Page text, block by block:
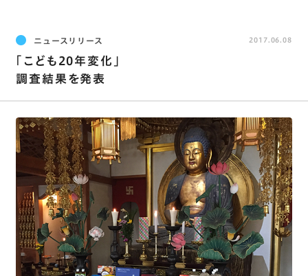
ニュースリリース
｢こども20年変化｣
調査結果を発表
2017.06.08